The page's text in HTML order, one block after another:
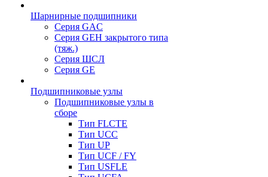
Шарнирные подшипники
Серия GAC
Серия GEH закрытого типа
(тяж.)
Серия ШСЛ
Серия GE
Подшипниковые узлы
Подшипниковые узлы в
сборе
Тип FLCTE
Тип UCC
Тип UP
Тип UCF / FY
Тип USFLE